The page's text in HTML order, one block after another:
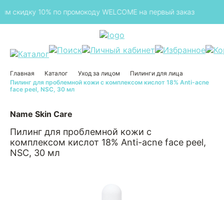
по промокоду WELCOME на первый заказ
Главная Каталог Уход за лицом
Пилинги для лица
Пилинг для проблемной кожи с комплексом кислот 18% Anti-acne
face peel, NSC, 30 мл
Name Skin Care
Пилинг для проблемной кожи с
комплексом кислот 18% Anti-acne face peel,
NSC, 30 мл